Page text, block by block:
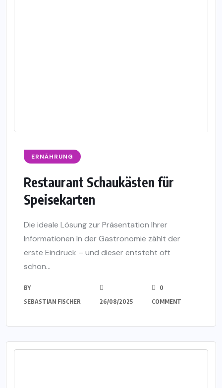
ERNÄHRUNG
Restaurant Schaukästen für
Speisekarten
Die ideale Lösung zur Präsentation Ihrer
Informationen In der Gastronomie zählt der
erste Eindruck – und dieser entsteht oft
schon...
BY
SEBASTIAN FISCHER
26/08/2025
0
COMMENT